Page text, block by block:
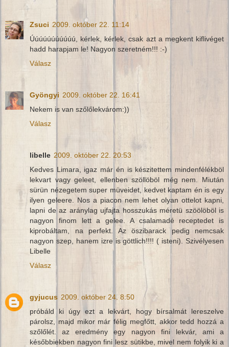
Zsuci 2009. október 22. 11:14
Úúúúúúúúúúú, kérlek, kérlek, csak azt a megkent kiflivéget
hadd harapjam le! Nagyon szeretném!!! :-)
Válasz
Gyöngyi 2009. október 22. 16:41
Nekem is van szőlőlekvárom:))
Válasz
libelle 2009. október 22. 20:53
Kedves Limara, igaz már én is készitettem mindenfélékböl
lekvart vagy geleet, ellenben szöllöböl még nem. Miután
sürün nézegetem super müveidet, kedvet kaptam én is egy
ilyen geleere. Nos a piacon nem lehet olyan ottelot kapni,
lapni de az aránylag ujfajta hosszukás méretü szöölöböl is
nagyon finom lett a gelee. A csalamadé receptedet is
kiprobáltam, na perfekt. Az öszibarack pedig nemcsak
nagyon szep, hanem izre is göttlich!!!! ( isteni). Szivélyesen
Libelle
Válasz
gyjucus 2009. október 24. 8:50
próbáld ki úgy ezt a lekvárt, hogy bírsalmát lereszelve
párolsz, majd mikor már félig megfőtt, akkor tedd hozzá a
szőlőlét. az eredmény egy nagyon fini lekvár, ami a
későbbiekben nagyon fini lesz sütikbe, mivel nem folyik ki a